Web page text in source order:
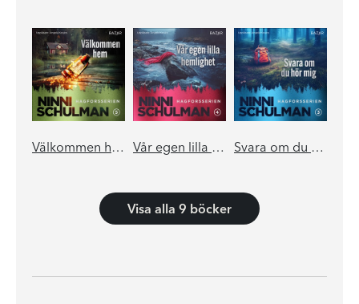
Välkommen hem Vår egen lilla hemlighet Svara om du hör mig
Visa alla 9 böcker